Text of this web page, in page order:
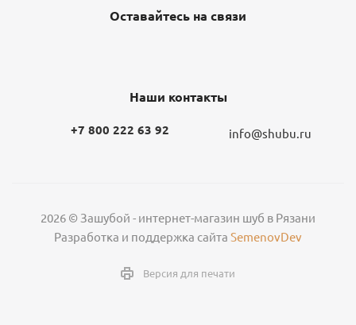
Оставайтесь на связи
Наши контакты
+7 800 222 63 92 info@shubu.ru
2026 © Зашубой - интернет-магазин шуб в Рязани
Разработка и поддержка сайта SemenovDev
Версия для печати